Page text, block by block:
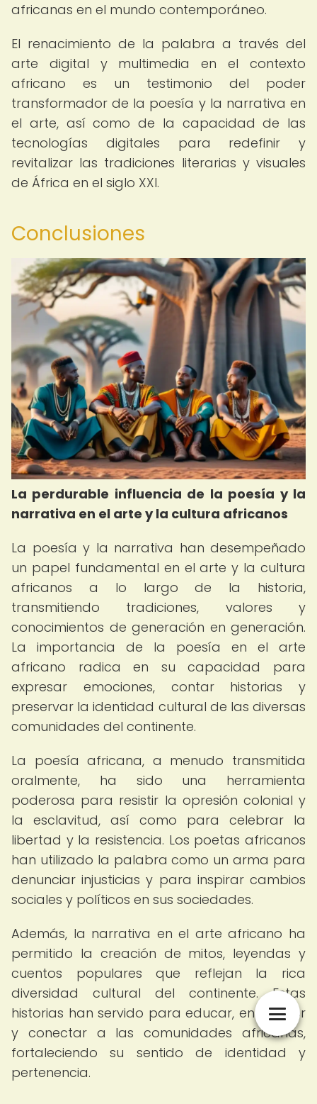
africanas en el mundo contemporáneo.
El renacimiento de la palabra a través del
arte digital y multimedia en el contexto
africano es un testimonio del poder
transformador de la poesía y la narrativa en
el arte, así como de la capacidad de las
tecnologías digitales para redefinir y
revitalizar las tradiciones literarias y visuales
de África en el siglo XXI.
Conclusiones
La perdurable influencia de la poesía y la
narrativa en el arte y la cultura africanos
La poesía y la narrativa han desempeñado
un papel fundamental en el arte y la cultura
africanos a lo largo de la historia,
transmitiendo tradiciones, valores y
conocimientos de generación en generación.
La importancia de la poesía en el arte
africano radica en su capacidad para
expresar emociones, contar historias y
preservar la identidad cultural de las diversas
comunidades del continente.
La poesía africana, a menudo transmitida
oralmente, ha sido una herramienta
poderosa para resistir la opresión colonial y
la esclavitud, así como para celebrar la
libertad y la resistencia. Los poetas africanos
han utilizado la palabra como un arma para
denunciar injusticias y para inspirar cambios
sociales y políticos en sus sociedades.
Además, la narrativa en el arte africano ha
permitido la creación de mitos, leyendas y
cuentos populares que reflejan la rica
diversidad cultural del continente. Estas
historias han servido para educar, entretener
y conectar a las comunidades africanas,
fortaleciendo su sentido de identidad y
pertenencia.